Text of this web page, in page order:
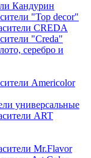
Кандурин
"Top decor"
CREDA
"Creda"
серебро и
Americolor
универсальные
ART
Mr.Flavor